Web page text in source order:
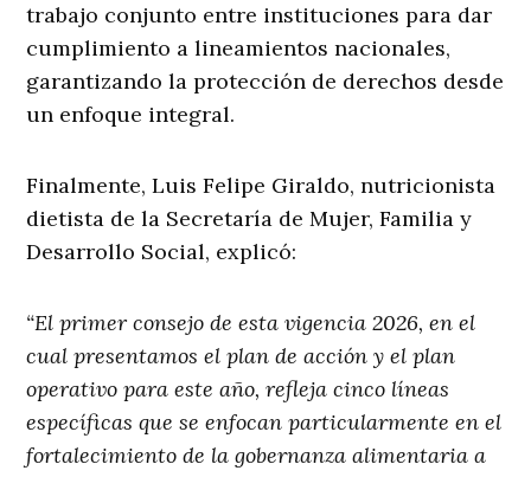
trabajo conjunto entre instituciones para dar
cumplimiento a lineamientos nacionales,
garantizando la protección de derechos desde
un enfoque integral.
Finalmente, Luis Felipe Giraldo, nutricionista
dietista de la Secretaría de Mujer, Familia y
Desarrollo Social, explicó:
“El primer consejo de esta vigencia 2026, en el
cual presentamos el plan de acción y el plan
operativo para este año, refleja cinco líneas
específicas que se enfocan particularmente en el
fortalecimiento de la gobernanza alimentaria a